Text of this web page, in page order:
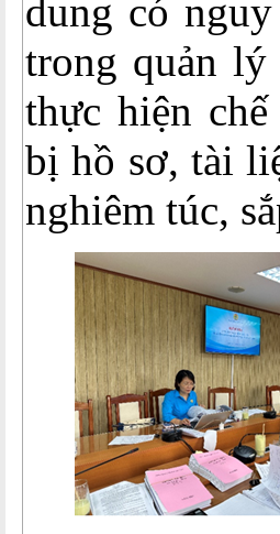
dung có
trong quản
thực hiện
bị hồ sơ, tài
nghiêm túc,